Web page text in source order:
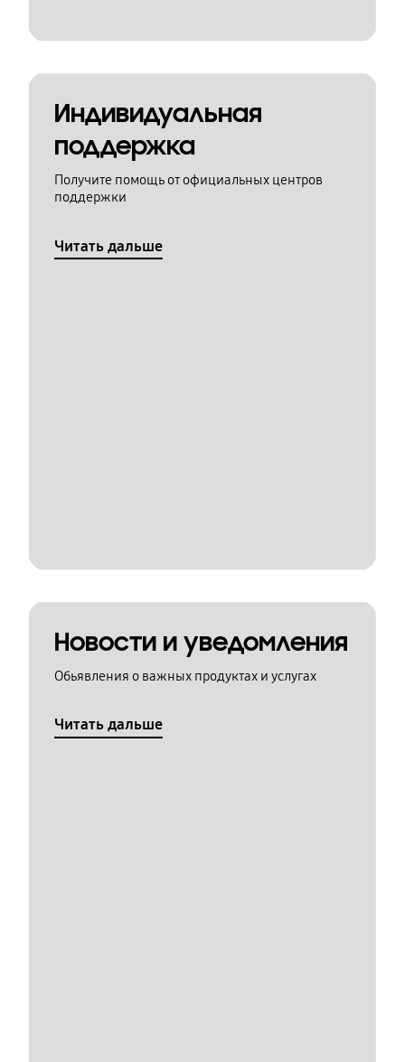
Индивидуальная
поддержка
Получите помощь от официальных центров
поддержки
Читать дальше
Новости и уведомления
Обьявления о важных продуктах и услугах
Читать дальше